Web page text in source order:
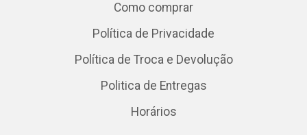
Como comprar
Política de Privacidade
Política de Troca e Devolução
Politica de Entregas
Horários